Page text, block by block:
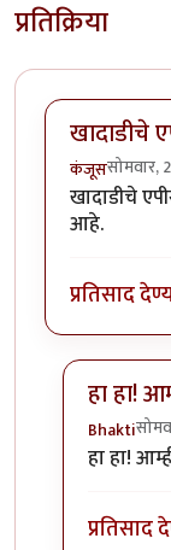
प्रतिक्रिया
खादाडीचे
कंजूससोमवार,
खादाडीचे
आहे.
प्रतिसाद
हा हा!
Bhakti
In reply
हा हा!
प्रतिसाद